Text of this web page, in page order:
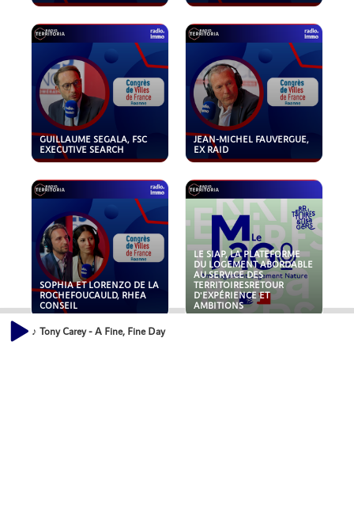
GUILLAUME SEGALA, FSC
EXECUTIVE SEARCH
JEAN-MICHEL FAUVERGUE,
EX RAID
SOPHIA ET LORENZO DE LA
ROCHEFOUCAULD, RHEA
CONSEIL
LE SIAP, LA PLATEFORME
DU LOGEMENT ABORDABLE
AU SERVICE DES
TERRITOIRESRETOUR
D'EXPÉRIENCE ET
AMBITIONS
♪ Tony Carey - A Fine, Fine Day